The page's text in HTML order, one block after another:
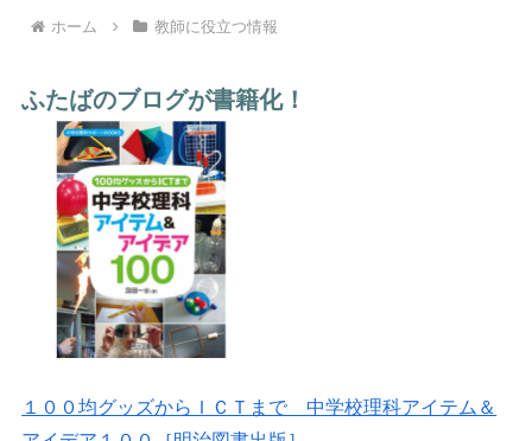
ホーム 教師に役立つ情報
ふたばのブログが書籍化！
１００均グッズからＩＣＴまで 中学校理科アイテム＆